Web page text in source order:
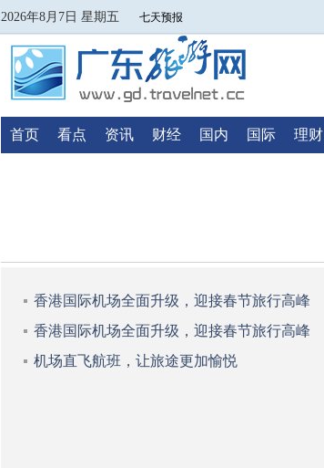
2026年8月7日 星期五
首页 看点 资讯 财经 国内 国际 理财
香港国际机场全面升级，迎接春节旅行高峰
香港国际机场全面升级，迎接春节旅行高峰
机场直飞航班，让旅途更加愉悦